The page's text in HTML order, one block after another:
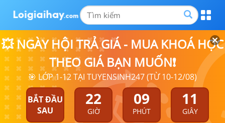
💥 NGÀY HỘI TRẢ GIÁ - MUA KHOÁ HỌC
THEO GIÁ BẠN MUỐN❗
🎯 LỚP 1-12 TẠI TUYENSINH247 (TỪ 10-12/08)
BẮT ĐẦU
SAU
22
GIỜ
09
PHÚT
11
GIÂY